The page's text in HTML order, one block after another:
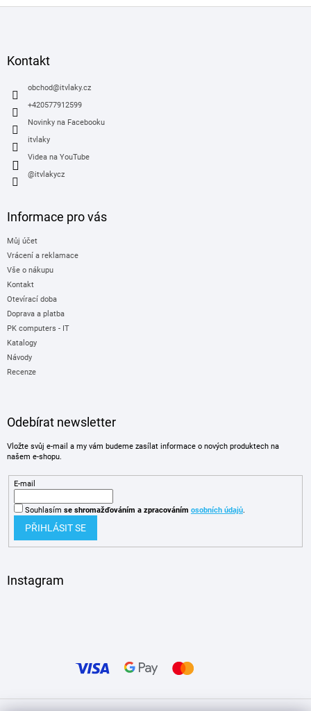
Kontakt
obchod@itvlaky.cz
+420577912599
Novinky na Facebooku
itvlaky
Videa na YouTube
@itvlakycz
Informace pro vás
Můj účet
Vrácení a reklamace
Vše o nákupu
Kontakt
Otevírací doba
Doprava a platba
PK computers - IT
Katalogy
Návody
Recenze
Odebírat newsletter
Vložte svůj e-mail a my vám budeme zasílat informace o nových produktech na
našem e-shopu.
E-mail
Souhlasím se shromažďováním a zpracováním osobních údajů.
PŘIHLÁSIT SE
Instagram